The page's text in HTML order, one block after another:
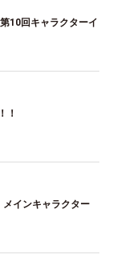
10回キャラクターイ
！
メインキャラクター